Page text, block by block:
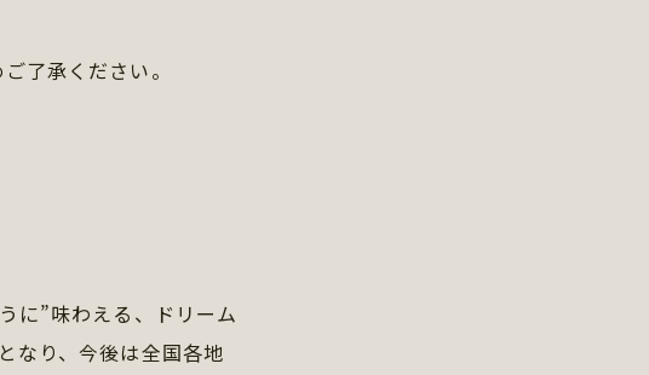
了承ください。
に”味わえる、ドリーム
なり、今後は全国各地